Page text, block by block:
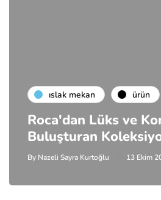
islak mekan ürün
Roca'dan Lüks ve
Buluşturan
By Nazeli Sayra Kurtoğlu 13 Ekim